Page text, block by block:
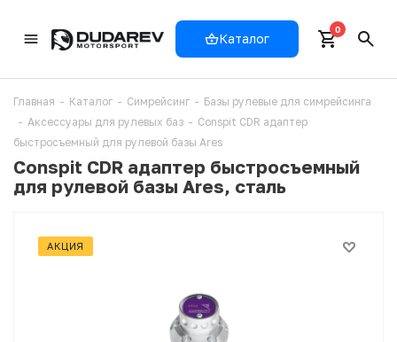
Каталог
0
Главная - Каталог - Симрейсинг - Базы рулевые для симрейсинга
- Аксессуары для рулевых баз - Conspit CDR адаптер
быстросъемный для рулевой базы Ares
Conspit CDR адаптер быстросъемный
для рулевой базы Ares, сталь
АКЦИЯ